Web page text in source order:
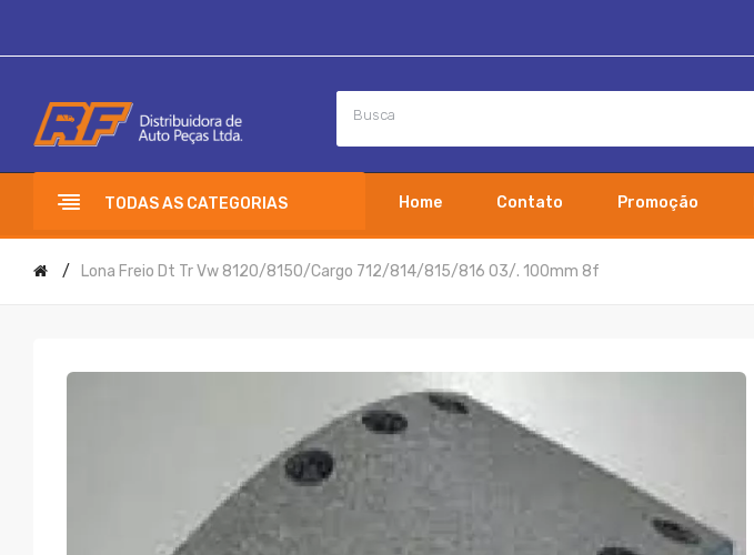
TODAS AS CATEGORIAS Home Contato Promoção
Lona Freio Dt Tr Vw 8120/8150/cargo 712/814/815/816 03/. 100mm 8f